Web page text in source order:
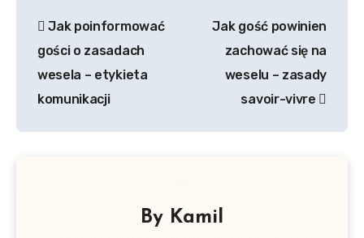
wpisu
Jak poinformować
gości o zasadach
wesela – etykieta
komunikacji
Jak gość powinien
zachować się na
weselu – zasady
savoir-vivre
By Kamil